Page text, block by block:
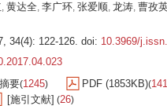
, 黄达全, 李广环, 张爱顺, 龙涛, 曹孜
34(4): 122-126. doi: 10.3969/
摘要(1245) PDF (1853KB)(141
[施引文献] (26)